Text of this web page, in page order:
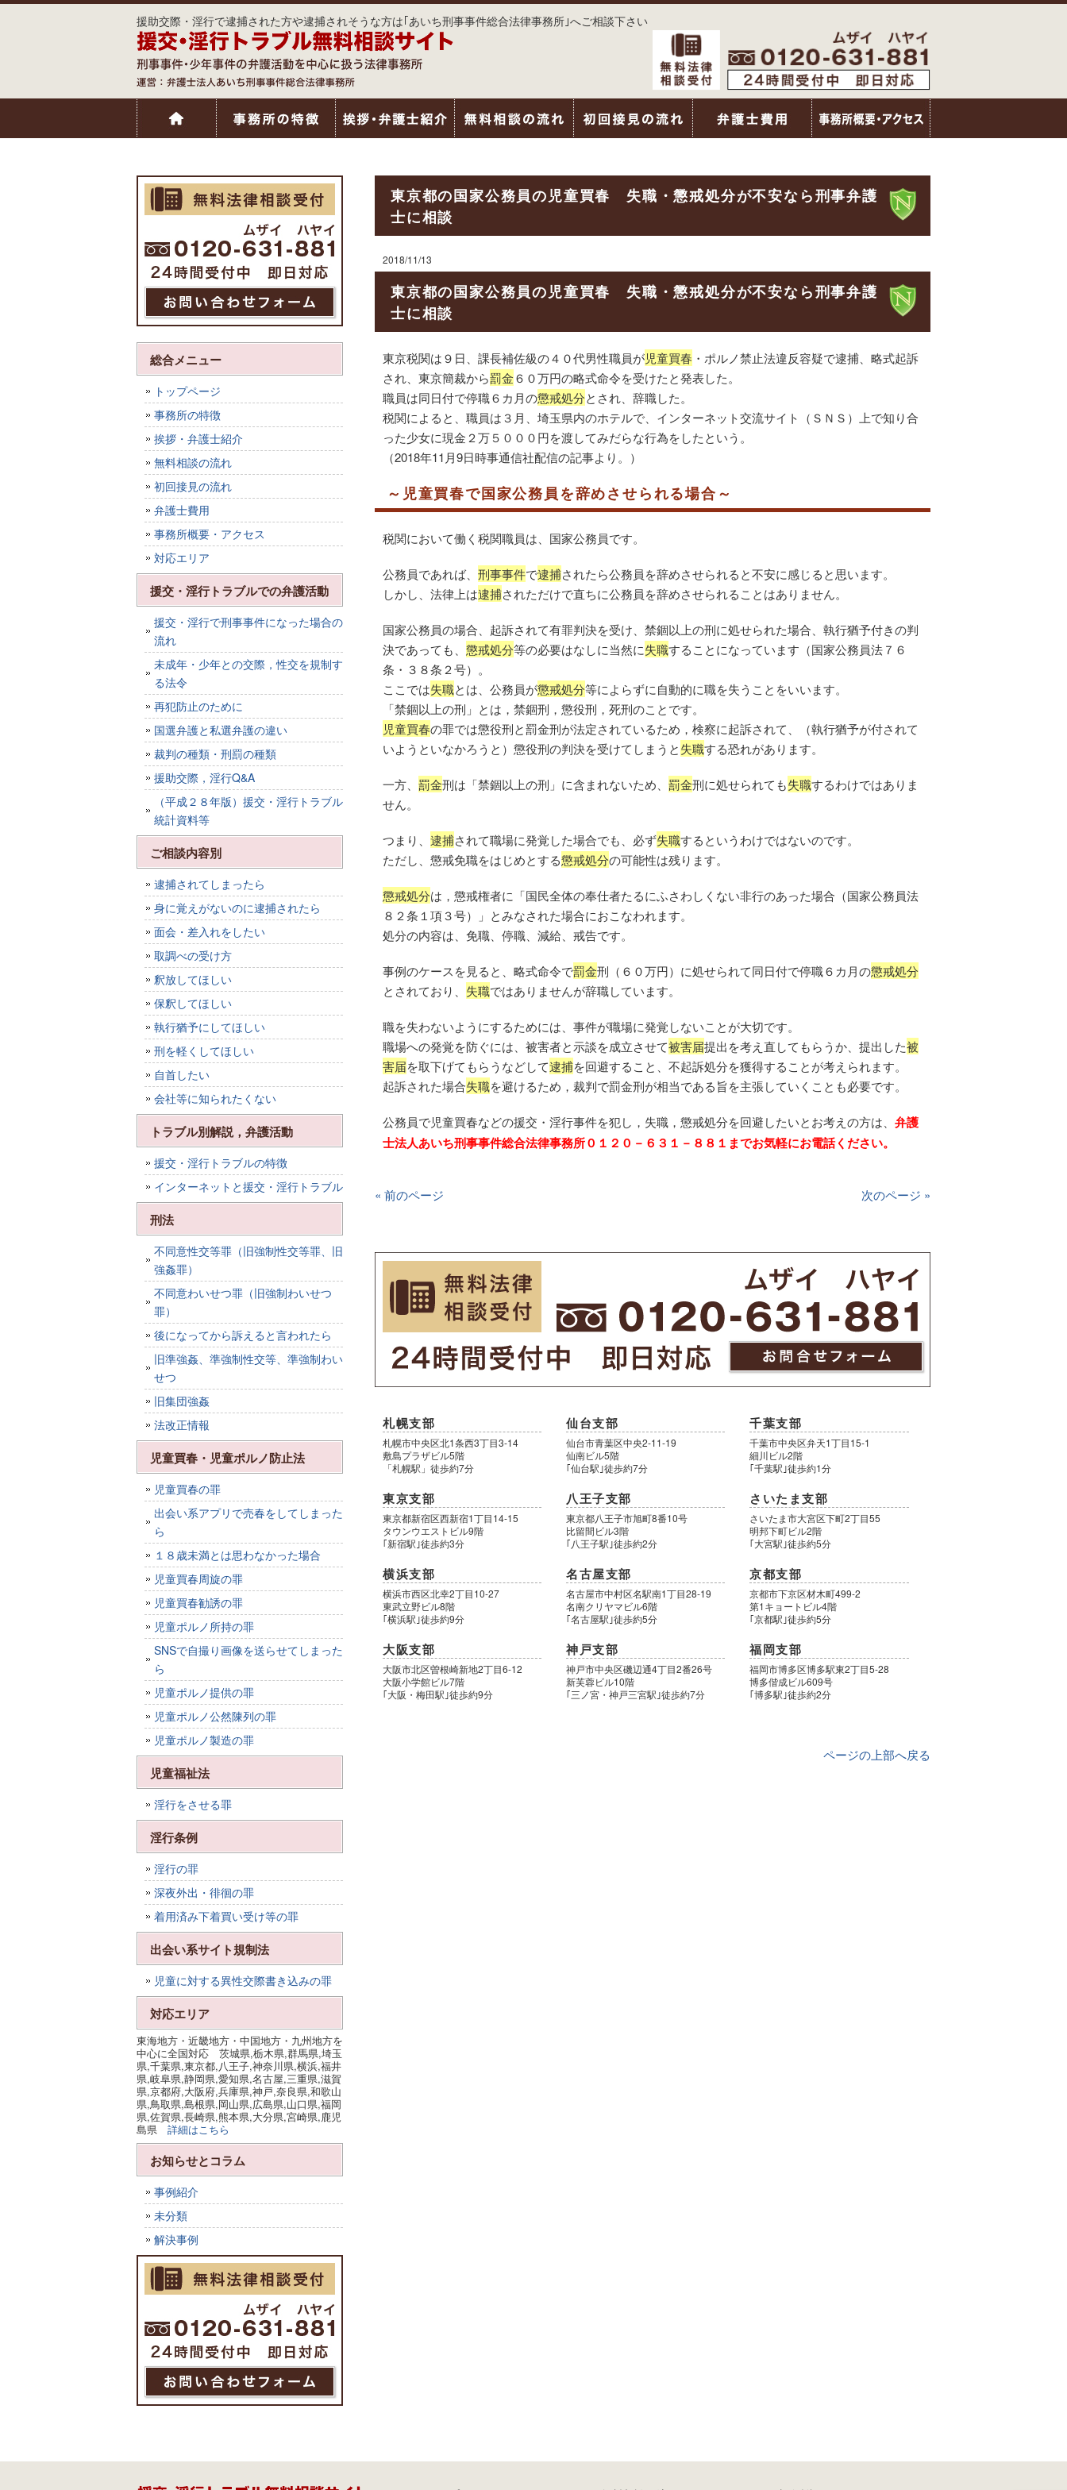
援助交際・淫行で逮捕された方や逮捕されそうな方は｢あいち刑事事件総合法律事務所｣へご相談下さい
東京都の国家公務員の児童買春 失職・懲戒処分が不安なら刑事弁護
士に相談
2018/11/13
東京都の国家公務員の児童買春 失職・懲戒処分が不安なら刑事弁護
士に相談
東京税関は９日、課長補佐級の４０代男性職員が児童買春 ・ポルノ禁止法違反容疑で逮捕、略式起訴
され、東京簡裁から罰金６０万円の略式命令を受けたと発表した。
職員は同日付で停職６カ月の懲戒処分とされ、辞職した。
税関によると、職員は３月、埼玉県内のホテルで、インターネット交流サイト（ＳＮＳ）上で知り合
った少女に現金２万５０００円を渡してみだらな行為をしたという。
（2018年11月9日時事通信社配信の記事より。）
～児童買春で国家公務員を辞めさせられる場合～
税関において働く税関職員は、国家公務員です。
公務員であれば、 刑事事件で逮捕されたら公務員を辞めさせられると不安に感じると思います。
しかし、法律上は逮捕されただけで直ちに公務員を辞めさせられることはありません。
国家公務員の場合、起訴されて有罪判決を受け、禁錮以上の刑に処せられた場合、執行猶予付きの判
決であっても、 懲戒処分等の必要はなしに当然に失職することになっています（国家公務員法７６
条・３８条２号）。
ここでは失職とは、公務員が懲戒処分等によらずに自動的に職を失うことをいいます。
「禁錮以上の刑」とは，禁錮刑，懲役刑，死刑のことです。
児童買春の罪では懲役刑と罰金刑が法定されているため，検察に起訴されて、（執行猶予が付されて
いようといなかろうと）懲役刑の判決を受けてしまうと失職する恐れがあります。
一方、 罰金刑は「禁錮以上の刑」に含まれないため、 罰金刑に処せられても失職するわけではありま
せん。
つまり、 逮捕されて職場に発覚した場合でも、必ず失職するというわけではないのです。
ただし、懲戒免職をはじめとする懲戒処分の可能性は残ります。
懲戒処分は，懲戒権者に「国民全体の奉仕者たるにふさわしくない非行のあった場合（国家公務員法
８２条１項３号）」とみなされた場合におこなわれます。
処分の内容は、免職、停職、減給、戒告です。
事例のケースを見ると、略式命令で罰金刑（６０万円）に処せられて同日付で停職６カ月の懲戒処分
とされており、 失職ではありませんが辞職しています。
職を失わないようにするためには、事件が職場に発覚しないことが大切です。
職場への発覚を防ぐには、被害者と示談を成立させて被害届提出を考え直してもらうか、提出した被
害届を取下げてもらうなどして逮捕を回避すること、不起訴処分を獲得することが考えられます。
起訴された場合失職を避けるため，裁判で罰金刑が相当である旨を主張していくことも必要です。
公務員で児童買春などの援交・淫行事件を犯し，失職，懲戒処分を回避したいとお考えの方は、 弁護
士法人あいち刑事事件総合法律事務所０１２０－６３１－８８１までお気軽にお電話ください。
« 前のページ 次のページ »
札幌支部
札幌市中央区北1条西3丁目3-14
敷島プラザビル5階
「札幌駅」徒歩約7分
仙台支部
仙台市青葉区中央2-11-19
仙南ビル5階
｢仙台駅｣徒歩約7分
千葉支部
千葉市中央区弁天1丁目15-1
細川ビル2階
｢千葉駅｣徒歩約1分
東京支部
東京都新宿区西新宿1丁目14-15
タウンウエストビル9階
｢新宿駅｣徒歩約3分
八王子支部
東京都八王子市旭町8番10号
比留間ビル3階
｢八王子駅｣徒歩約2分
さいたま支部
さいたま市大宮区下町2丁目55
明邦下町ビル2階
｢大宮駅｣徒歩約5分
横浜支部
横浜市西区北幸2丁目10-27
東武立野ビル8階
｢横浜駅｣徒歩約9分
名古屋支部
名古屋市中村区名駅南1丁目28-19
名南クリヤマビル6階
｢名古屋駅｣徒歩約5分
京都支部
京都市下京区材木町499-2
第1キョートビル4階
｢京都駅｣徒歩約5分
大阪支部
大阪市北区曽根崎新地2丁目6-12
大阪小学館ビル7階
｢大阪・梅田駅｣徒歩約9分
神戸支部
神戸市中央区磯辺通4丁目2番26号
新芙蓉ビル10階
｢三ノ宮・神戸三宮駅｣徒歩約7分
福岡支部
福岡市博多区博多駅東2丁目5-28
博多偕成ビル609号
｢博多駅｣徒歩約2分
ページの上部へ戻る
総合メニュー
トップページ
事務所の特徴
挨拶・弁護士紹介
無料相談の流れ
初回接見の流れ
弁護士費用
事務所概要・アクセス
対応エリア
援交・淫行トラブルでの弁護活動
援交・淫行で刑事事件になった場合の
流れ
未成年・少年との交際，性交を規制す
る法令
再犯防止のために
国選弁護と私選弁護の違い
裁判の種類・刑罰の種類
援助交際，淫行Q&A
（平成２８年版）援交・淫行トラブル
統計資料等
ご相談内容別
逮捕されてしまったら
身に覚えがないのに逮捕されたら
面会・差入れをしたい
取調べの受け方
釈放してほしい
保釈してほしい
執行猶予にしてほしい
刑を軽くしてほしい
自首したい
会社等に知られたくない
トラブル別解説，弁護活動
援交・淫行トラブルの特徴
インターネットと援交・淫行トラブル
刑法
不同意性交等罪（旧強制性交等罪、旧
強姦罪）
不同意わいせつ罪（旧強制わいせつ
罪）
後になってから訴えると言われたら
旧準強姦、準強制性交等、準強制わい
せつ
旧集団強姦
法改正情報
児童買春・児童ポルノ防止法
児童買春の罪
出会い系アプリで売春をしてしまった
ら
１８歳未満とは思わなかった場合
児童買春周旋の罪
児童買春勧誘の罪
児童ポルノ所持の罪
SNSで自撮り画像を送らせてしまった
ら
児童ポルノ提供の罪
児童ポルノ公然陳列の罪
児童ポルノ製造の罪
児童福祉法
淫行をさせる罪
淫行条例
淫行の罪
深夜外出・徘徊の罪
着用済み下着買い受け等の罪
出会い系サイト規制法
児童に対する異性交際書き込みの罪
対応エリア
東海地方・近畿地方・中国地方・九州地方を
中心に全国対応 茨城県,栃木県,群馬県,埼玉
県,千葉県,東京都,八王子,神奈川県,横浜,福井
県,岐阜県,静岡県,愛知県,名古屋,三重県,滋賀
県,京都府,大阪府,兵庫県,神戸,奈良県,和歌山
県,鳥取県,島根県,岡山県,広島県,山口県,福岡
県,佐賀県,長崎県,熊本県,大分県,宮崎県,鹿児
島県 詳細はこちら
お知らせとコラム
事例紹介
未分類
解決事例